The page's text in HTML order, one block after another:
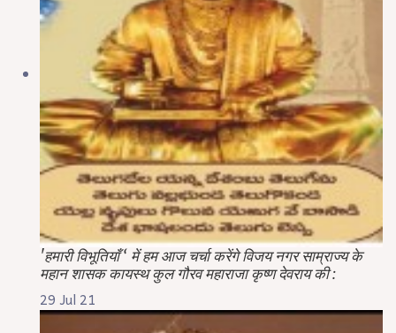
'हमारी विभूतियाँ ‘ में हम आज चर्चा करेंगे विजय नगर साम्राज्य के
महान शासक कायस्थ कुल गौरव महाराजा कृष्ण देवराय की :
29 Jul 21